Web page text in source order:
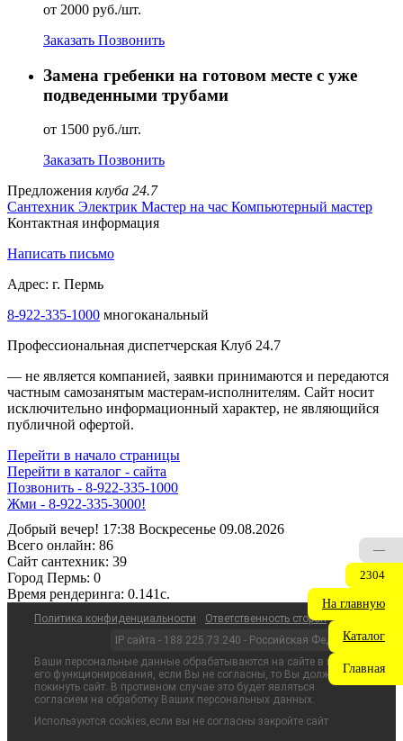
от 2000 руб./шт.
Заказать Позвонить
Замена гребенки на готовом месте с уже
подведенными трубами
от 1500 руб./шт.
Заказать Позвонить
Предложения клуба 24.7
Сантехник Электрик Мастер на час Компьютерный мастер
Контактная информация
Написать письмо
Адрес: г. Пермь
8-922-335-1000 многоканальный
Профессиональная диспетчерская Клуб 24.7
— не является компанией, заявки принимаются и передаются
частным самозанятым мастерам‑исполнителям. Сайт носит
исключительно информационный характер, не являющийся
публичной офертой.
Перейти в начало страницы
Перейти в каталог - сайта
Позвонить - 8-922-335-1000
Жми - 8-922-335-3000!
Добрый вечер! 17:38 Воскресенье 09.08.2026
Всего онлайн: 86
Сайт cантехник: 39
Город Пермь: 0
Время рендеринга: 0.141c.
Политика конфиденциальности
Ответственность сторон
IP сайта - 188.225.73.240 - Российская Федерация
Ваши персональные данные обрабатываются на сайте в целях
его функционирования, если Вы не согласны, то Вы должны
покинуть сайт. В противном случае это будет являться
согласием на обработку Ваших персональных данных.
Используются cookies,если вы не согласны закройте сайт
—
2304
На главную
Каталог
Главная